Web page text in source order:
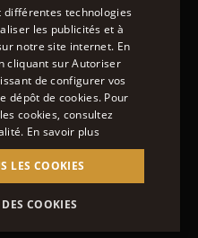
XXV APRILE, 90 37014
(VR) P.I./C.F.:
IMPRESE VR-297581
LEVEL GROUP S.R.L
ENGLISH
ITALIAN
FRENCH
GERMAN
CHINESE (SIMPLIFIED)
SPANISH
différentes technologies
les publicités et à
notre site internet. En
cliquant sur Autoriser
de configurer vos
dépôt de cookies. Pour
cookies, consultez
En savoir plus
LES COOKIES
COOKIES